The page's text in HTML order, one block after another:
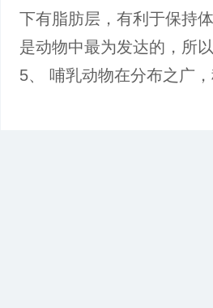
下有脂肪层，有利于保持
是动物中最为发达的，所
5、 哺乳动物在分布之广